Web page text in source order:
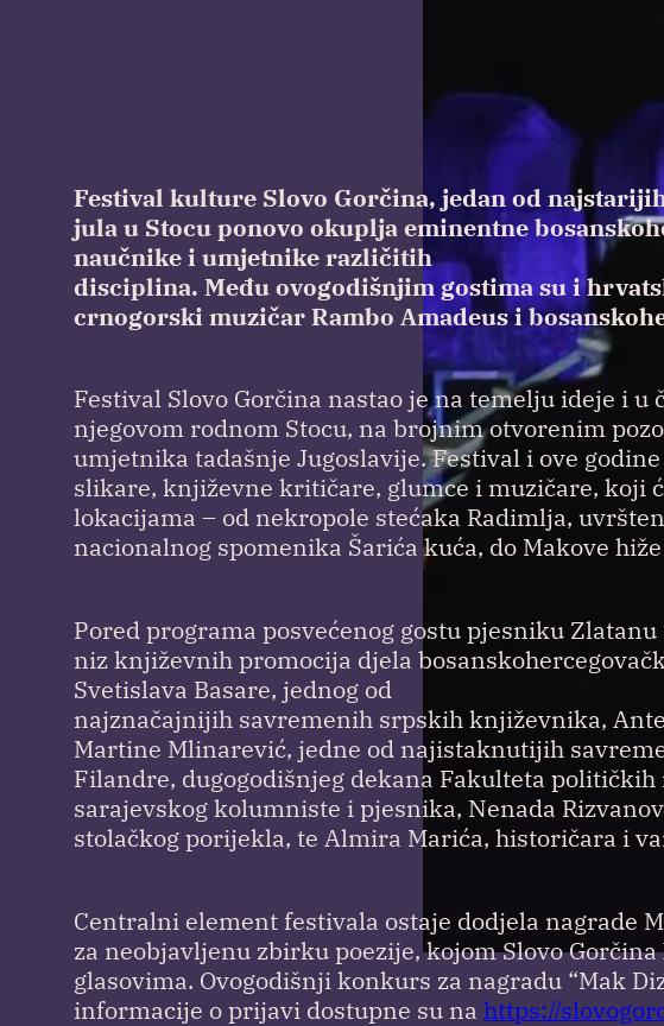
Festival kulture Slovo Gorčina, jedan od
jula u Stocu ponovo okuplja eminentne
naučnike i umjetnike različitih
disciplina. Među ovogodišnjim gostima su i
crnogorski muzičar Rambo Amadeus i
Festival Slovo Gorčina nastao je na temelju ideje i u
njegovom rodnom Stocu, na brojnim otvorenim
umjetnika tadašnje Jugoslavije. Festival i ove
slikare, književne kritičare, glumce i muzičare, koji
lokacijama – od nekropole stećaka Radimlja,
nacionalnog spomenika Šarića kuća, do Makove
Pored programa posvećenog gostu pjesniku
niz književnih promocija djela
Svetislava Basare, jednog od
najznačajnijih savremenih srpskih književnika,
Martine Mlinarević, jedne od najistaknutijih
Filandre, dugogodišnjeg dekana Fakulteta
sarajevskog kolumniste i pjesnika, Nenada
stolačkog porijekla, te Almira Marića, historičara i
Centralni element festivala ostaje dodjela nagrade
za neobjavljenu zbirku poezije, kojom Slovo
glasovima. Ovogodišnji konkurs za nagradu “Mak
informacije o prijavi dostupne su nahttps://